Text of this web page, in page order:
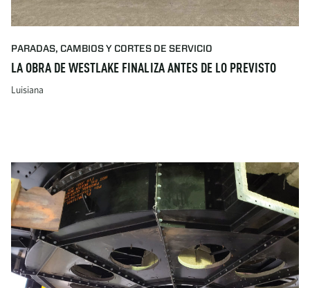
PARADAS, CAMBIOS Y CORTES DE SERVICIO
LA OBRA DE WESTLAKE FINALIZA ANTES DE LO PREVISTO
Luisiana